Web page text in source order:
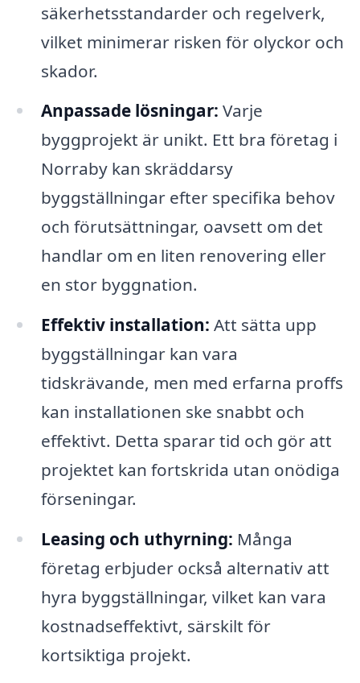
säkerhetsstandarder och regelverk,
vilket minimerar risken för olyckor och
skador.
Anpassade lösningar: Varje
byggprojekt är unikt. Ett bra företag i
Norraby kan skräddarsy
byggställningar efter specifika behov
och förutsättningar, oavsett om det
handlar om en liten renovering eller
en stor byggnation.
Effektiv installation: Att sätta upp
byggställningar kan vara
tidskrävande, men med erfarna proffs
kan installationen ske snabbt och
effektivt. Detta sparar tid och gör att
projektet kan fortskrida utan onödiga
förseningar.
Leasing och uthyrning: Många
företag erbjuder också alternativ att
hyra byggställningar, vilket kan vara
kostnadseffektivt, särskilt för
kortsiktiga projekt.